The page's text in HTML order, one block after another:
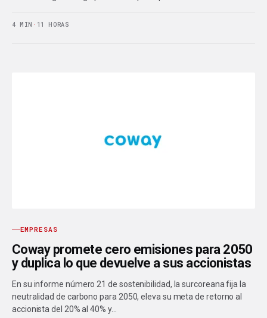
4 MIN · 11 HORAS
EMPRESAS
Coway promete cero emisiones para 2050
y duplica lo que devuelve a sus accionistas
En su informe número 21 de sostenibilidad, la surcoreana fija la
neutralidad de carbono para 2050, eleva su meta de retorno al
accionista del 20% al 40% y…